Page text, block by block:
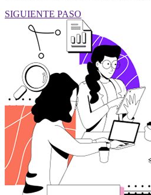
SIGUIENTE PASO